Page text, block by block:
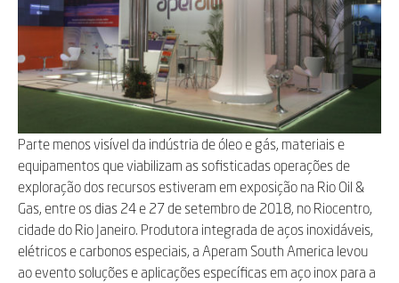
Parte menos visível da indústria de óleo e gás, materiais e
equipamentos que viabilizam as sofisticadas operações de
exploração dos recursos estiveram em exposição na Rio Oil &
Gas, entre os dias 24 e 27 de setembro de 2018, no Riocentro,
cidade do Rio Janeiro. Produtora integrada de aços inoxidáveis,
elétricos e carbonos especiais, a Aperam South America levou
ao evento soluções e aplicações específicas em aço inox para a